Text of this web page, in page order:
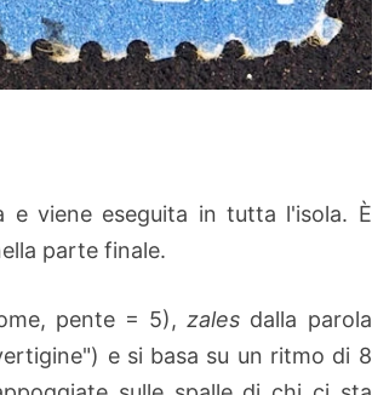
viene eseguita in tutta l'isola. È
parte finale.
pente = 5),zales dalla parola
e si basa su un ritmo di 8